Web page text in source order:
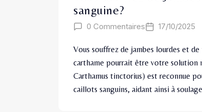
sanguine?
0 Commentaires 17/10/2025
Vous souffrez de jambes lourdes et
carthame pourrait être votre solution
Carthamus tinctorius) est reconnue
caillots sanguins, aidant ainsi à